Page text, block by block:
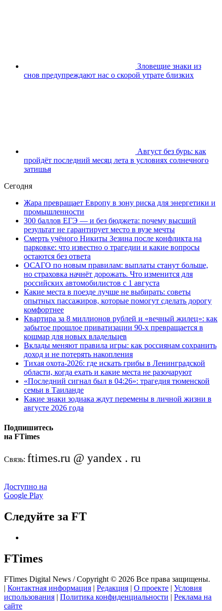
Зловещие знаки из
снов предупреждают нас о скорой утрате близких
Август без бурь: как
пройдёт последний месяц лета в условиях солнечного
затишья
Сегодня
Жара превращает Европу в зону риска для энергетики и
промышленности
300 баллов ЕГЭ — и без бюджета: почему высший
результат не гарантирует место в вузе мечты
Смерть учёного Никиты Зезина после конфликта на
парковке: что известно о трагедии и какие вопросы
остаются без ответа
ОСАГО по новым правилам: выплаты станут больше,
но страховка начнёт дорожать. Что изменится для
российских автомобилистов с 1 августа
Какие места в поезде лучше не выбирать: советы
опытных пассажиров, которые помогут сделать дорогу
комфортнее
Квартира за 8 миллионов рублей и «вечный жилец»: как
забытое прошлое приватизации 90-х превращается в
кошмар для новых владельцев
Вклады меняют правила игры: как россиянам сохранить
доход и не потерять накопления
Тихая охота-2026: где искать грибы в Ленинградской
области, когда ехать и какие места не разочаруют
«Последний сигнал был в 04:26»: трагедия тюменской
семьи в Таиланде
Какие знаки зодиака ждут перемены в личной жизни в
августе 2026 года
Подпишитесь
на FTimes
Связь: ftimes.ru @ yandex . ru
Доступно на
Google Play
Следуйте за FT
FTimes
FTimes Digital News / Copyright © 2026 Все права защищены.
Контактная информация Редакция О проекте
Условия
использования
Политика конфиденциальности
Реклама на
сайте